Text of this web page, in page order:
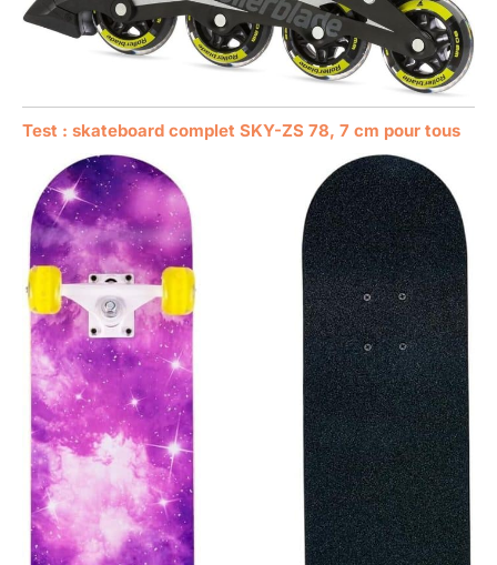
Test : skateboard complet SKY-ZS 78, 7 cm pour tous